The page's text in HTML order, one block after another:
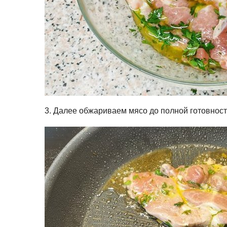
3. Далее обжариваем мясо до полной